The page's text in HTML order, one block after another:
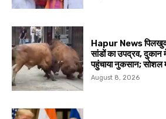
Hapur News पिलखुवा
सांडों का उपद्रव, दुकान
पहुंचाया नुकसान; सोशल
August 8, 2026